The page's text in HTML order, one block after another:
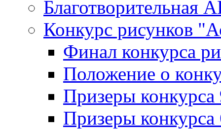
Благотворительная
Конкурс рисунков
Финал конкурса
Положение о
Призеры конкурса
Призеры конкурса